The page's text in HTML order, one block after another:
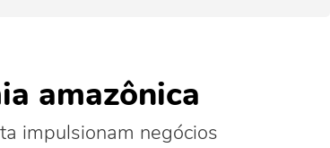
amazônica
impulsionam negócios